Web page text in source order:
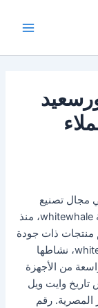
عملاء
مجال تصنيع
الأجهزة المنزلية في مصر، حيث تأسست شركة whitewhale، منذ
منتجات ذات جودة
عالية تلبي احتياجات المستهلكين. بدأت whitewhale، نشاطها
من الأجهزة
وايت ويل
المصرية. رقم